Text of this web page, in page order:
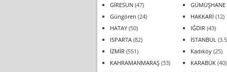
GİRESUN (47) GÜMÜŞHANE
Güngören (24) HAKKARİ (12)
HATAY (50) IĞDIR (43)
ISPARTA (82) İSTANBUL
İZMİR (551) Kadıköy (25)
KAHRAMANMARAŞ (33) KARABÜK (40)